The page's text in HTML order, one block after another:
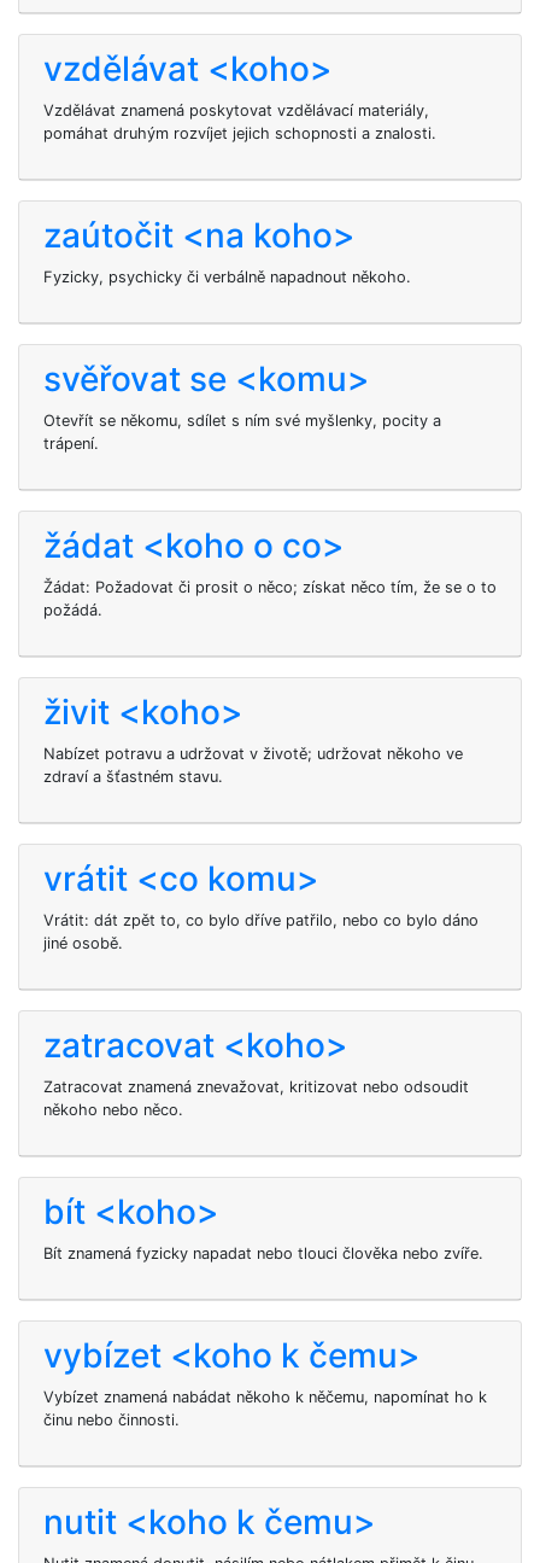
vzdělávat <koho>
Vzdělávat znamená poskytovat vzdělávací materiály,
pomáhat druhým rozvíjet jejich schopnosti a znalosti.
zaútočit <na koho>
Fyzicky, psychicky či verbálně napadnout někoho.
svěřovat se <komu>
Otevřít se někomu, sdílet s ním své myšlenky, pocity a
trápení.
žádat <koho o co>
Žádat: Požadovat či prosit o něco; získat něco tím, že se o to
požádá.
živit <koho>
Nabízet potravu a udržovat v životě; udržovat někoho ve
zdraví a šťastném stavu.
vrátit <co komu>
Vrátit: dát zpět to, co bylo dříve patřilo, nebo co bylo dáno
jiné osobě.
zatracovat <koho>
Zatracovat znamená znevažovat, kritizovat nebo odsoudit
někoho nebo něco.
bít <koho>
Bít znamená fyzicky napadat nebo tlouci člověka nebo zvíře.
vybízet <koho k čemu>
Vybízet znamená nabádat někoho k něčemu, napomínat ho k
činu nebo činnosti.
nutit <koho k čemu>